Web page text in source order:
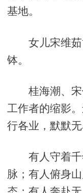
基地。
女儿宋维茹
钵。
桂海潮、宋
工作者的缩影
行各业，默默
有人守着千
脉；有人俯身